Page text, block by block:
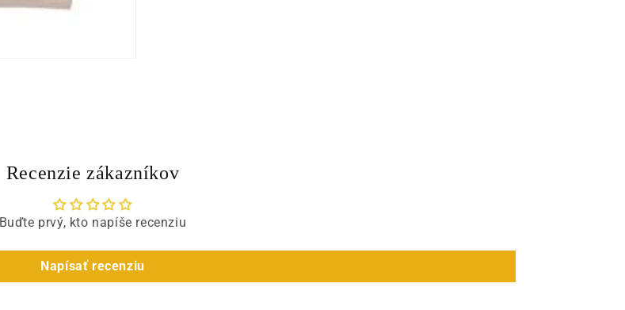
Recenzie zákazníkov
Buďte prvý, kto napíše recenziu
Napísať recenziu